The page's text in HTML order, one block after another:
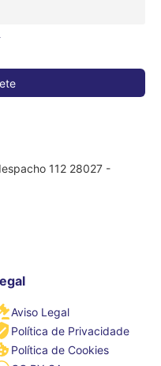
112 28027 -
Aviso Legal
Política de Privacidade
Política de Cookies